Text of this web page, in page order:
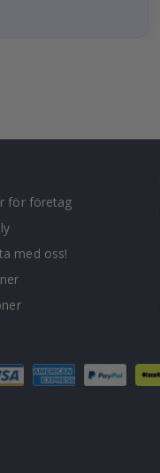
för företag
med oss!